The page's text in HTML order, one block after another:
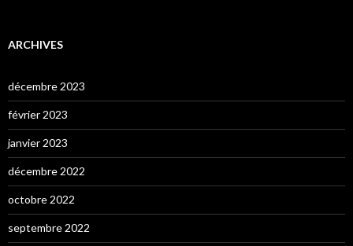
ARCHIVES
décembre 2023
février 2023
janvier 2023
décembre 2022
octobre 2022
septembre 2022